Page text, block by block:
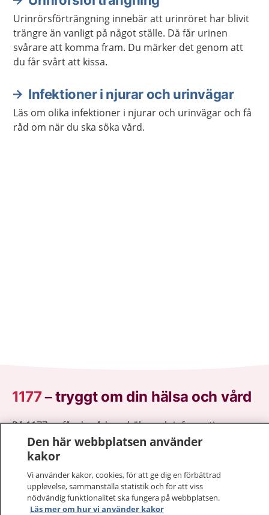
Urinrörsförträngning innebär att urinröret har blivit
trängre än vanligt på något ställe. Då får urinen
svårare att komma fram. Du märker det genom att
du får svårt att kissa.
Infektioner i njurar och urinvägar
Läs om olika infektioner i njurar och urinvägar och få
råd om när du ska söka vård.
1177–tryggt om din hälsa och vård
På 1177.se får du råd om hälsa och information om
sjukdomar och vilka mottagningar du kan kontakta.
Logga in för att läsa din journal och göra dina
sjukvårdsrådgivning dygnet runt.
1177 ger dig råd när du vill må bättre.
Den här webbplatsen använder
kakor
Vi använder kakor, cookies, för att ge dig en förbättrad
upplevelse, sammanställa statistik och för att viss
nödvändig funktionalitet ska fungera på webbplatsen.
Läs mer om hur vi använder kakor